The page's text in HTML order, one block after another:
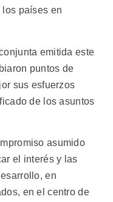
países en
emitida este
puntos de
sus esfuerzos
de los asuntos
asumido
el interés y las
en
en el centro de